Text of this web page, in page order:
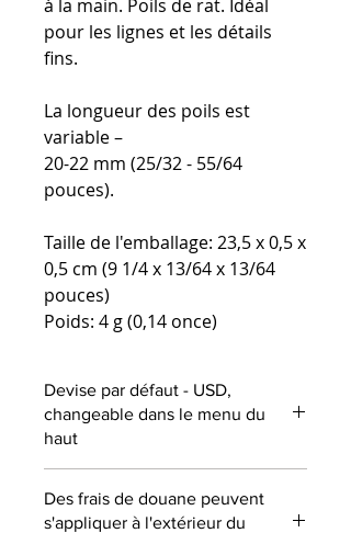
à la main. Poils de rat. Idéal
pour les lignes et les détails
fins.
La longueur des poils est
variable –
20-22 mm (25/32 - 55/64
pouces).
Taille de l'emballage: 23,5 x 0,5 x
0,5 cm (9 1/4 x 13/64 x 13/64
pouces)
Poids: 4 g (0,14 once)
Devise par défaut - USD,
changeable dans le menu du
haut
Des frais de douane peuvent
s'appliquer à l'extérieur du